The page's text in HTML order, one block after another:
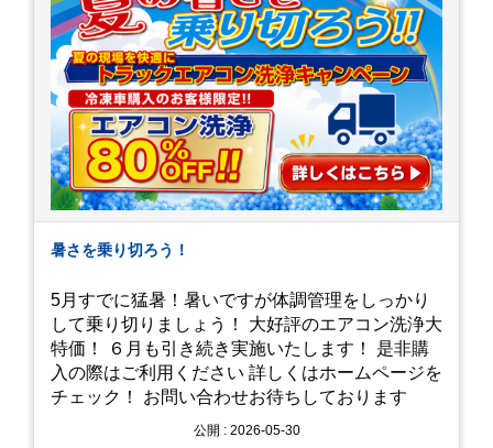
暑さを乗り切ろう！
5月すでに猛暑！暑いですが体調管理をしっかり
して乗り切りましょう！ 大好評のエアコン洗浄大
特価！ ６月も引き続き実施いたします！ 是非購
入の際はご利用ください 詳しくはホームページを
チェック！ お問い合わせお待ちしております
公開 : 2026-05-30